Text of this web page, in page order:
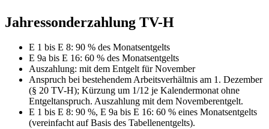
Jahressonderzahlung TV-H
E 1 bis E 8: 90 % des Monatsentgelts
E 9a bis E 16: 60 % des Monatsentgelts
Auszahlung: mit dem Entgelt fürNovember
Anspruch bei bestehendem Arbeitsverhältnis am 1. Dezember
(§ 20 TV-H); Kürzung um 1/12 je Kalendermonat ohne
Entgeltanspruch. Auszahlung mit dem Novemberentgelt.
E 1 bis E 8: 90 %, E 9a bis E 16: 60 % eines Monatsentgelts
(vereinfacht auf Basis des Tabellenentgelts).